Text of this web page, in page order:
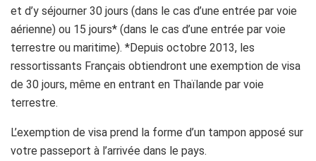
et d’y séjourner 30 jours (dans le cas d’une entrée par voie
aérienne) ou 15 jours* (dans le cas d’une entrée par voie
terrestre ou maritime). *Depuis octobre 2013, les
ressortissants Français obtiendront une exemption de visa
de 30 jours, même en entrant en Thaïlande par voie
terrestre.
L’exemption de visa prend la forme d’un tampon apposé sur
votre passeport à l’arrivée dans le pays.